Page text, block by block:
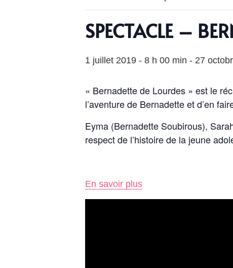
SPECTACLE –
1 juillet 2019 - 8 h 00 min - 27
« Bernadette de Lourdes » est le
l’aventure de Bernadette et d’en
Eyma (Bernadette Soubirous),
respect de l’histoire de la jeune
En savoir plus